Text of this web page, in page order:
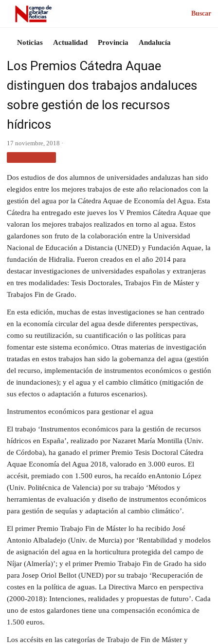
Buscar
Noticias Actualidad Provincia Andalucía
Los Premios Cátedra Aquae
distinguen dos trabajos andaluces
sobre gestión de los recursos
hídricos
17 noviembre, 2018 ·
Dos estudios de dos alumnos de universidades andaluzas han sido
elegidos entre los mejores trabajos de este año relacionados con la
gestión del agua por la Cátedra Aquae de Economía del Agua. Esta
Cátedra ha entregado este jueves los V Premios Cátedra Aquae que
valoran los mejores trabajos realizados en torno al agua. Estos
galardones son fruto de la colaboración entre la Universidad
Nacional de Educación a Distancia (UNED) y Fundación Aquae, la
fundación de Hidralia. Fueron creados en el año 2014 para
destacar investigaciones de universidades españolas y extranjeras
en tres modalidades: Tesis Doctorales, Trabajos Fin de Máster y
Trabajos Fin de Grado.
En esta edición, muchas de estas investigaciones se han centrado
en la economía circular del agua desde diferentes perspectivas,
como su reutilización, su cuantificación o las políticas para
fomentar este sistema económico. Otras materias de investigación
tratadas en estos trabajos han sido la gobernanza del agua (gestión
del recurso, implementación de instrumentos económicos o gestión
de inundaciones); y el agua y el cambio climático (mitigación de
sus efectos o adaptación a futuros escenarios).
Instrumentos económicos para gestionar el agua
El trabajo ‘Instrumentos económicos para la gestión de recursos
hídricos en España’, realizado por Nazaret María Montilla (Univ.
de Córdoba), ha ganado el primer Premio Tesis Doctoral Cátedra
Aquae Economía del Agua 2018, valorado en 3.000 euros. El
accésit, premiado con 1.500 euros, ha recaído enAntonio López
(Univ. Politécnica de Valencia) por su trabajo ‘Métodos y
herramientas de evaluación y diseño de instrumentos económicos
para gestión de sequías y adaptación al cambio climático’.
El primer Premio Trabajo Fin de Máster lo ha recibido José
Antonio Albaladejo (Univ. de Murcia) por ‘Rentabilidad y modelos
de asignación del agua en la horticultura protegida del campo de
Níjar (Almería)’; y el primer Premio Trabajo Fin de Grado ha sido
para Josep Oriol Bellot (UNED) por su trabajo ‘Recuperación de
costes en la política de aguas. La Directiva Marco en perspectiva
(2000-2018): Intenciones, realidades y propuestas de futuro’. Cada
uno de estos galardones tiene una compensación económica de
1.500 euros.
Los accésits en las categorías de Trabajo de Fin de Máster y